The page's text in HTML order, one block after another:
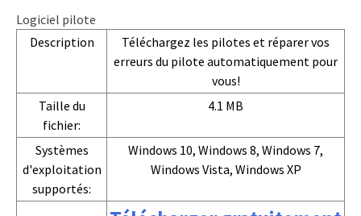
Logiciel pilote
Description
Téléchargez les pilotes et réparer vos
erreurs du pilote automatiquement pour
vous!
Taille du
fichier:
4.1 MB
Systèmes
d'exploitation
supportés:
Windows 10, Windows 8, Windows 7,
Windows Vista, Windows XP